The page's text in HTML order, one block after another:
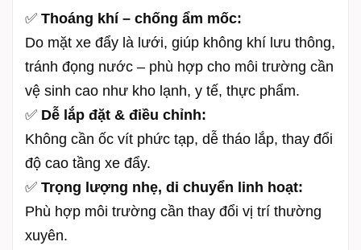
✅ Thoáng khí – chống ẩm mốc:
Do mặt xe đẩy là lưới, giúp không khí lưu thông,
tránh đọng nước – phù hợp cho môi trường cần
vệ sinh cao như kho lạnh, y tế, thực phẩm.
✅ Dễ lắp đặt & điều chỉnh:
Không cần ốc vít phức tạp, dễ tháo lắp, thay đổi
độ cao tầng xe đẩy.
✅ Trọng lượng nhẹ, di chuyển linh hoạt:
Phù hợp môi trường cần thay đổi vị trí thường
xuyên.